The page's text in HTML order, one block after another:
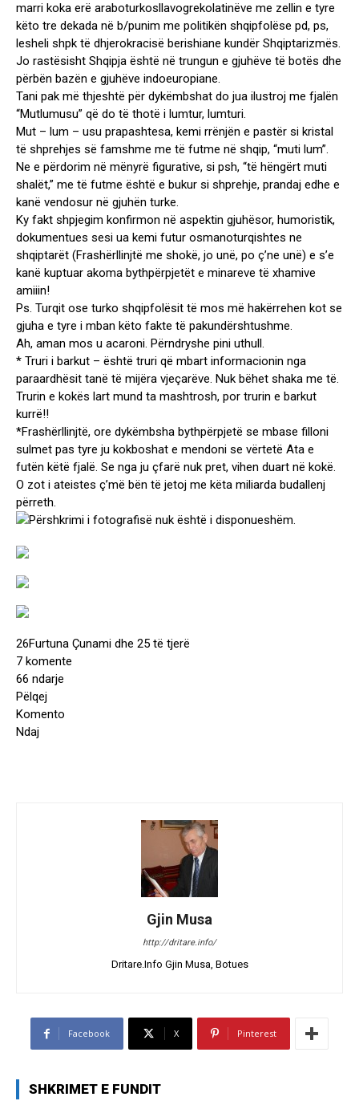
marri koka erë araboturkosllavogrekolatinëve me zellin e tyre
këto tre dekada në b/punim me politikën shqipfolëse pd, ps,
lesheli shpk të dhjerokracisë berishiane kundër Shqiptarizmës.
Jo rastësisht Shqipja është në trungun e gjuhëve të botës dhe
përbën bazën e gjuhëve indoeuropiane.
Tani pak më thjeshtë për dykëmbshat do jua ilustroj me fjalën
“Mutlumusu” që do të thotë i lumtur, lumturi.
Mut – lum – usu prapashtesa, kemi rrënjën e pastër si kristal
të shprehjes së famshme me të futme në shqip, “muti lum”.
Ne e përdorim në mënyrë figurative, si psh, “të hëngërt muti
shalët,” me të futme është e bukur si shprehje, prandaj edhe e
kanë vendosur në gjuhën turke.
Ky fakt shpjegim konfirmon në aspektin gjuhësor, humoristik,
dokumentues sesi ua kemi futur osmanoturqishtes ne
shqiptarët (Frashërllinjtë me shokë, jo unë, po ç’ne unë) e s’e
kanë kuptuar akoma bythpërpjetët e minareve të xhamive
amiiin!
Ps. Turqit ose turko shqipfolësit të mos më hakërrehen kot se
gjuha e tyre i mban këto fakte të pakundërshtushme.
Ah, aman mos u acaroni. Përndryshe pini uthull.
* Truri i barkut – është truri që mbart informacionin nga
paraardhësit tanë të mijëra vjeçarëve. Nuk bëhet shaka me të.
Trurin e kokës lart mund ta mashtrosh, por trurin e barkut
kurrë!!
*Frashërllinjtë, ore dykëmbsha bythpërpjetë se mbase filloni
sulmet pas tyre ju kokboshat e mendoni se vërtetë Ata e
futën këtë fjalë. Se nga ju çfarë nuk pret, vihen duart në kokë.
O zot i ateistes ç’më bën të jetoj me këta miliarda budallenj
përreth.
26Furtuna Çunami dhe 25 të tjerë
7 komente
66 ndarje
Pëlqej
Komento
Ndaj
Gjin Musa
http://dritare.info/
Dritare.Info Gjin Musa, Botues
Facebook X Pinterest
SHKRIMET E FUNDIT